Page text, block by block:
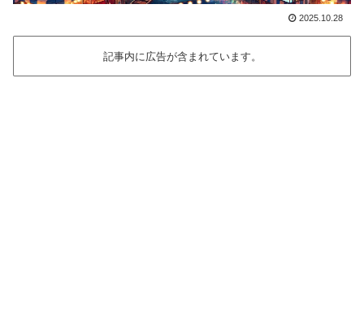
2025.10.28
記事内に広告が含まれています。